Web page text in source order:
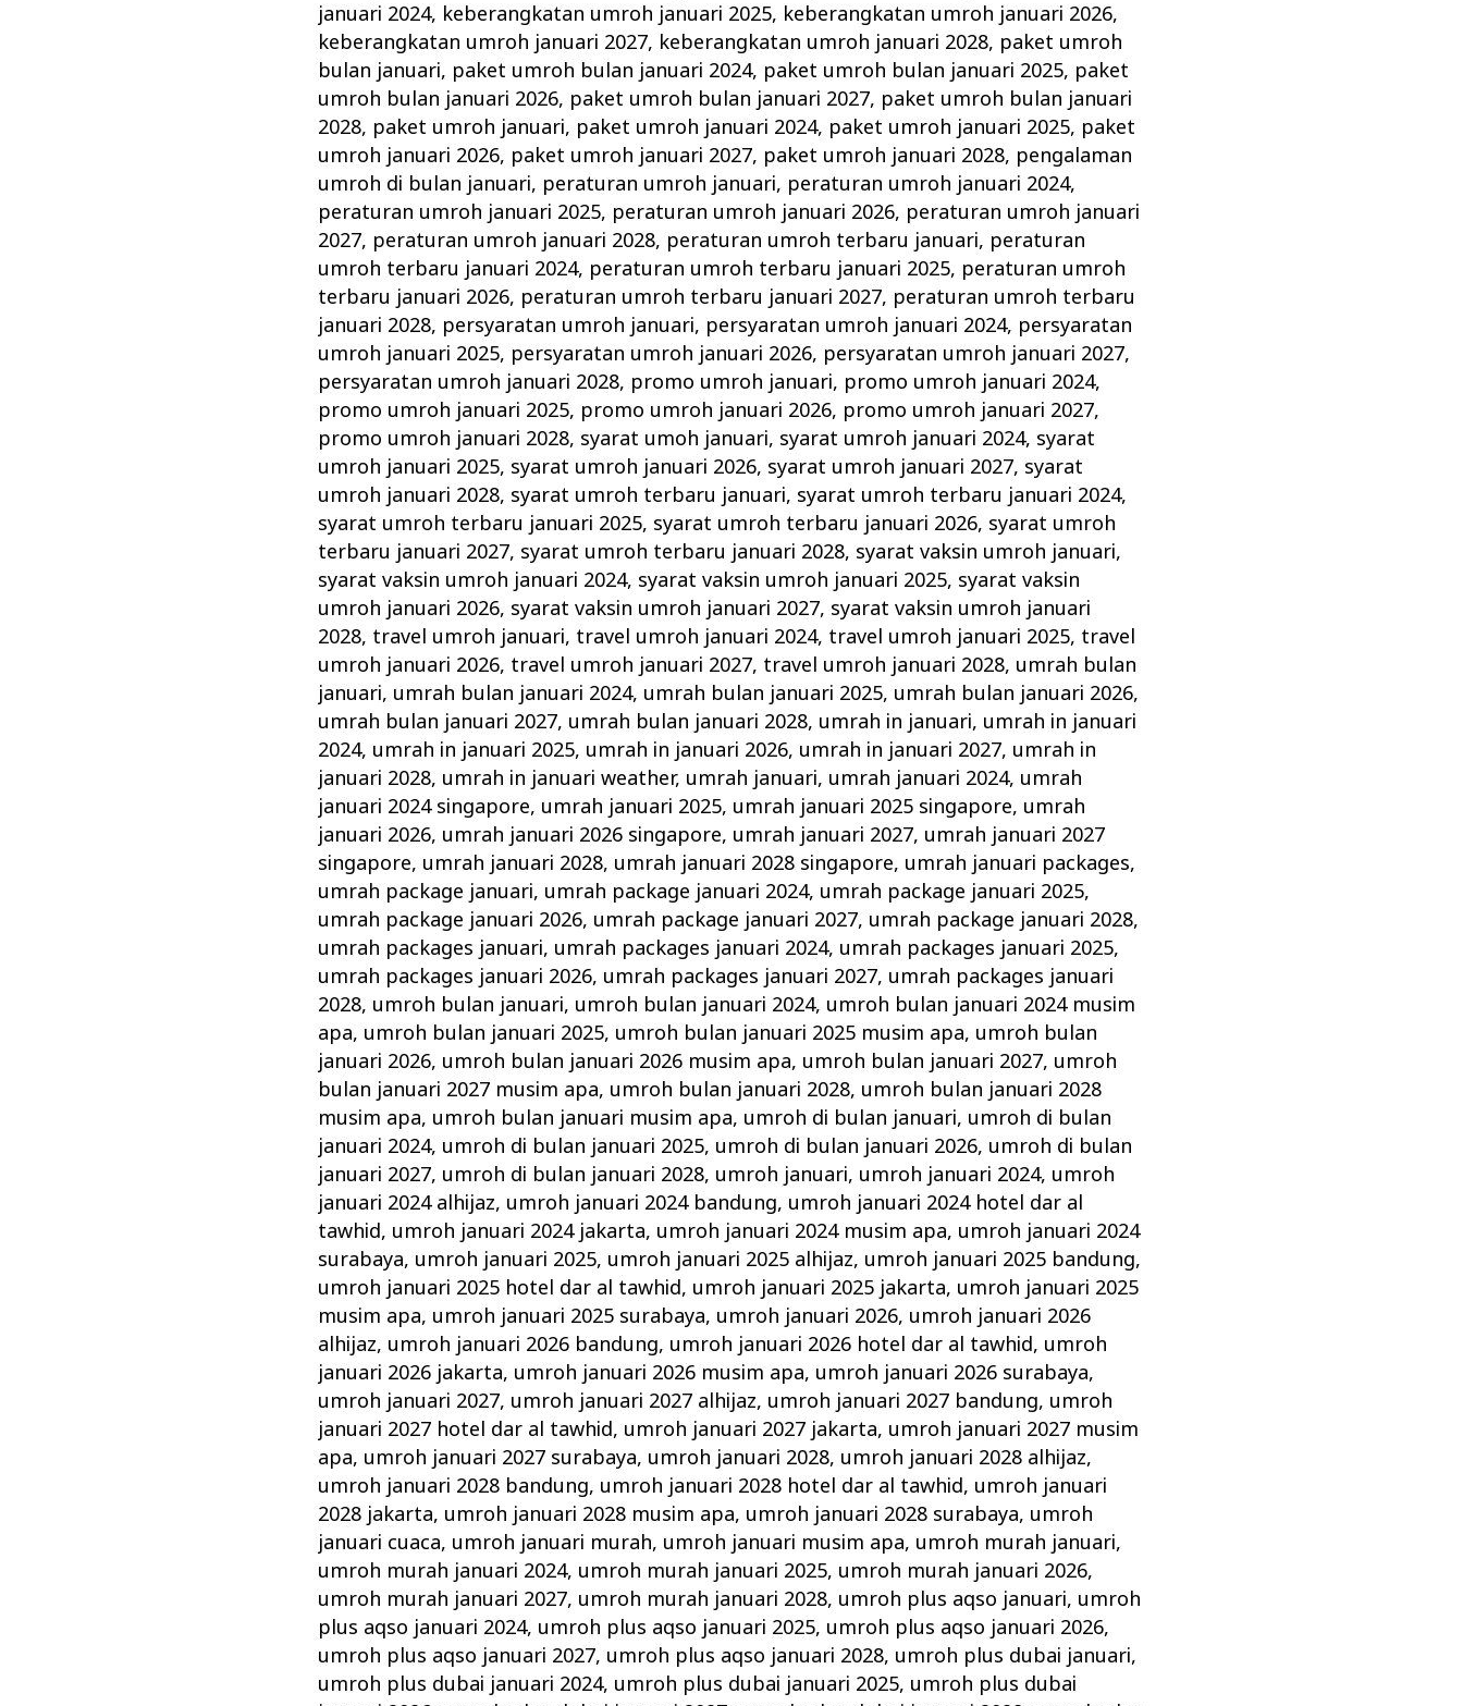
januari 2024, keberangkatan umroh januari 2025, keberangkatan umroh januari 2026,
keberangkatan umroh januari 2027, keberangkatan umroh januari 2028, paket umroh
bulan januari, paket umroh bulan januari 2024, paket umroh bulan januari 2025, paket
umroh bulan januari 2026, paket umroh bulan januari 2027, paket umroh bulan januari
2028, paket umroh januari, paket umroh januari 2024, paket umroh januari 2025, paket
umroh januari 2026, paket umroh januari 2027, paket umroh januari 2028, pengalaman
umroh di bulan januari, peraturan umroh januari, peraturan umroh januari 2024,
peraturan umroh januari 2025, peraturan umroh januari 2026, peraturan umroh januari
2027, peraturan umroh januari 2028, peraturan umroh terbaru januari, peraturan
umroh terbaru januari 2024, peraturan umroh terbaru januari 2025, peraturan umroh
terbaru januari 2026, peraturan umroh terbaru januari 2027, peraturan umroh terbaru
januari 2028, persyaratan umroh januari, persyaratan umroh januari 2024, persyaratan
umroh januari 2025, persyaratan umroh januari 2026, persyaratan umroh januari 2027,
persyaratan umroh januari 2028, promo umroh januari, promo umroh januari 2024,
promo umroh januari 2025, promo umroh januari 2026, promo umroh januari 2027,
promo umroh januari 2028, syarat umoh januari, syarat umroh januari 2024, syarat
umroh januari 2025, syarat umroh januari 2026, syarat umroh januari 2027, syarat
umroh januari 2028, syarat umroh terbaru januari, syarat umroh terbaru januari 2024,
syarat umroh terbaru januari 2025, syarat umroh terbaru januari 2026, syarat umroh
terbaru januari 2027, syarat umroh terbaru januari 2028, syarat vaksin umroh januari,
syarat vaksin umroh januari 2024, syarat vaksin umroh januari 2025, syarat vaksin
umroh januari 2026, syarat vaksin umroh januari 2027, syarat vaksin umroh januari
2028, travel umroh januari, travel umroh januari 2024, travel umroh januari 2025, travel
umroh januari 2026, travel umroh januari 2027, travel umroh januari 2028, umrah bulan
januari, umrah bulan januari 2024, umrah bulan januari 2025, umrah bulan januari 2026,
umrah bulan januari 2027, umrah bulan januari 2028, umrah in januari, umrah in januari
2024, umrah in januari 2025, umrah in januari 2026, umrah in januari 2027, umrah in
januari 2028, umrah in januari weather, umrah januari, umrah januari 2024, umrah
januari 2024 singapore, umrah januari 2025, umrah januari 2025 singapore, umrah
januari 2026, umrah januari 2026 singapore, umrah januari 2027, umrah januari 2027
singapore, umrah januari 2028, umrah januari 2028 singapore, umrah januari packages,
umrah package januari, umrah package januari 2024, umrah package januari 2025,
umrah package januari 2026, umrah package januari 2027, umrah package januari 2028,
umrah packages januari, umrah packages januari 2024, umrah packages januari 2025,
umrah packages januari 2026, umrah packages januari 2027, umrah packages januari
2028, umroh bulan januari, umroh bulan januari 2024, umroh bulan januari 2024 musim
apa, umroh bulan januari 2025, umroh bulan januari 2025 musim apa, umroh bulan
januari 2026, umroh bulan januari 2026 musim apa, umroh bulan januari 2027, umroh
bulan januari 2027 musim apa, umroh bulan januari 2028, umroh bulan januari 2028
musim apa, umroh bulan januari musim apa, umroh di bulan januari, umroh di bulan
januari 2024, umroh di bulan januari 2025, umroh di bulan januari 2026, umroh di bulan
januari 2027, umroh di bulan januari 2028, umroh januari, umroh januari 2024, umroh
januari 2024 alhijaz, umroh januari 2024 bandung, umroh januari 2024 hotel dar al
tawhid, umroh januari 2024 jakarta, umroh januari 2024 musim apa, umroh januari 2024
surabaya, umroh januari 2025, umroh januari 2025 alhijaz, umroh januari 2025 bandung,
umroh januari 2025 hotel dar al tawhid, umroh januari 2025 jakarta, umroh januari 2025
musim apa, umroh januari 2025 surabaya, umroh januari 2026, umroh januari 2026
alhijaz, umroh januari 2026 bandung, umroh januari 2026 hotel dar al tawhid, umroh
januari 2026 jakarta, umroh januari 2026 musim apa, umroh januari 2026 surabaya,
umroh januari 2027, umroh januari 2027 alhijaz, umroh januari 2027 bandung, umroh
januari 2027 hotel dar al tawhid, umroh januari 2027 jakarta, umroh januari 2027 musim
apa, umroh januari 2027 surabaya, umroh januari 2028, umroh januari 2028 alhijaz,
umroh januari 2028 bandung, umroh januari 2028 hotel dar al tawhid, umroh januari
2028 jakarta, umroh januari 2028 musim apa, umroh januari 2028 surabaya, umroh
januari cuaca, umroh januari murah, umroh januari musim apa, umroh murah januari,
umroh murah januari 2024, umroh murah januari 2025, umroh murah januari 2026,
umroh murah januari 2027, umroh murah januari 2028, umroh plus aqso januari, umroh
plus aqso januari 2024, umroh plus aqso januari 2025, umroh plus aqso januari 2026,
umroh plus aqso januari 2027, umroh plus aqso januari 2028, umroh plus dubai januari,
umroh plus dubai januari 2024, umroh plus dubai januari 2025, umroh plus dubai